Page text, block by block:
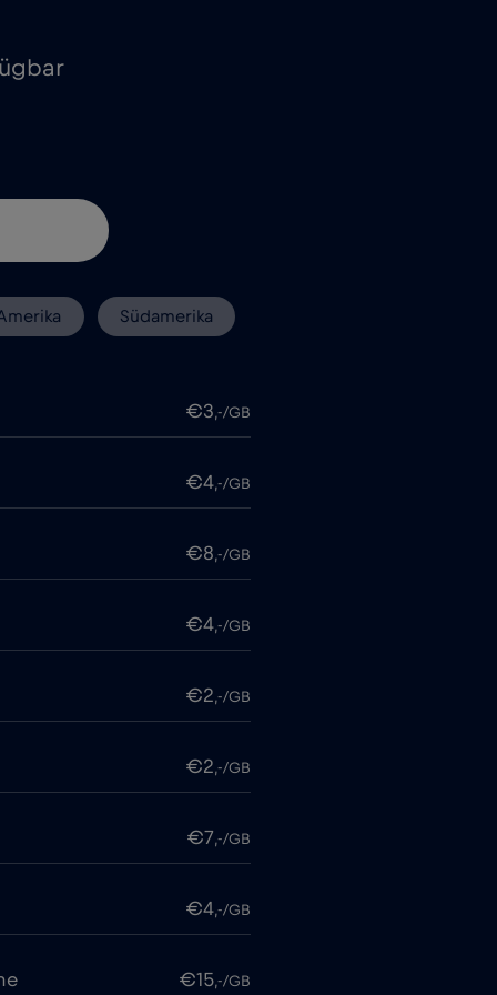
Südamerika
€3,-/GB
€4,-/GB
€8,-/GB
€4,-/GB
€2,-/GB
€2,-/GB
€7,-/GB
€4,-/GB
€15,-/GB